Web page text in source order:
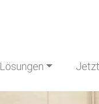
Lösungen